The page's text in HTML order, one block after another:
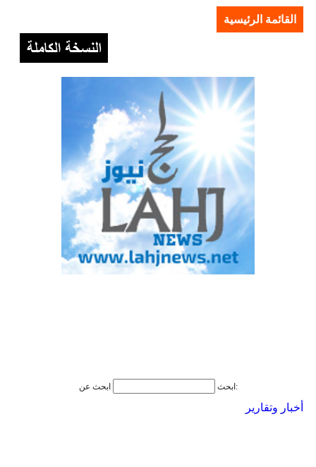
القائمة الرئيسية
ابحث ابحث عن:
أخبار وتقارير